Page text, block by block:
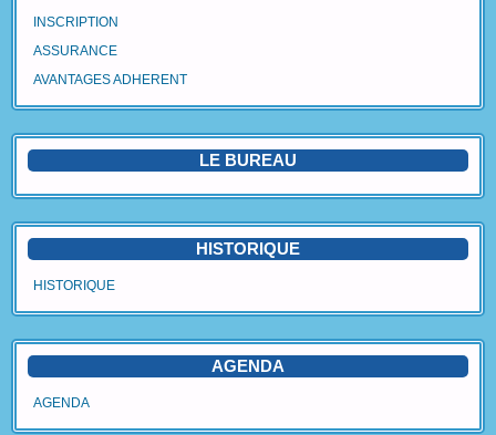
Avantages Adhérent
Contact
Blog
INSCRIPTION
ASSURANCE
AVANTAGES ADHERENT
LE BUREAU
HISTORIQUE
HISTORIQUE
AGENDA
AGENDA